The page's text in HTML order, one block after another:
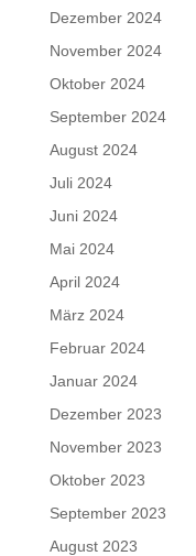
Dezember 2024
November 2024
Oktober 2024
September 2024
August 2024
Juli 2024
Juni 2024
Mai 2024
April 2024
März 2024
Februar 2024
Januar 2024
Dezember 2023
November 2023
Oktober 2023
September 2023
August 2023